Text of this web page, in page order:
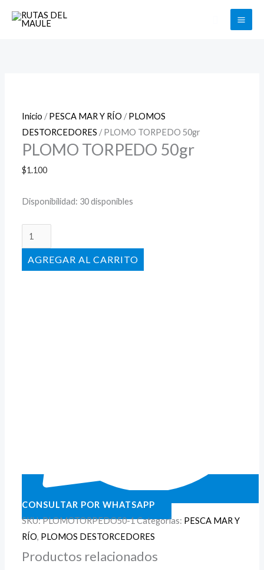
Buscar
Inicio /PESCA MAR Y RÍO /PLOMOS
DESTORCEDORES / PLOMO TORPEDO 50gr
PLOMO TORPEDO 50gr
$1.100
Disponibilidad: 30 disponibles
AÑADIR AL CARRITO
CONSULTAR POR WHATSAPP
SKU:PLOMOTORPEDO50-1Categorías: PESCA MAR Y
RÍO, PLOMOS DESTORCEDORES
Productos relacionados